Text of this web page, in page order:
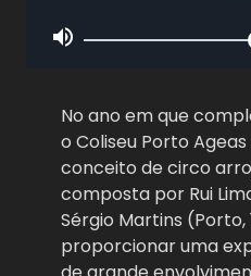
No ano em que
o Coliseu Porto
conceito de circo
composta por Rui
Sérgio Martins
proporcionar uma